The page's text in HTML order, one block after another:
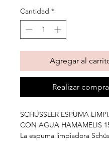
Cantidad *
Agregar al
Realizar compra
SCHÜSSLER ESPUMA
CON AGUA HAMAMELIS
La espuma limpiadora